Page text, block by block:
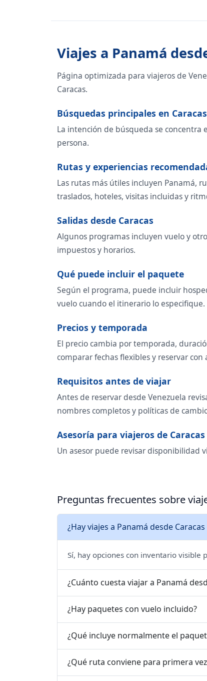
Viajes a Panamá
Página optimizada para viajeros de
Caracas.
Búsquedas principales en Caracas
La intención de búsqueda se concentra
persona.
Rutas y experiencias
Las rutas más útiles incluyen Panamá,
traslados, hoteles, visitas incluidas y
Salidas desde Caracas
Algunos programas incluyen vuelo y
impuestos y horarios.
Qué puede incluir el paquete
Según el programa, puede incluir
vuelo cuando el itinerario lo especifique.
Precios y temporada
El precio cambia por temporada,
comparar fechas flexibles y reservar con
Requisitos antes de viajar
Antes de reservar desde Venezuela
nombres completos y políticas de
Asesoría para viajeros de Caracas
Un asesor puede revisar disponibilidad
Preguntas frecuentes sobre
¿Hay viajes a Panamá desde
Sí, hay opciones con inventario visible
¿Cuánto cuesta viajar a Panamá
¿Hay paquetes con vuelo incluido?
¿Qué incluye normalmente el
¿Qué ruta conviene para primera